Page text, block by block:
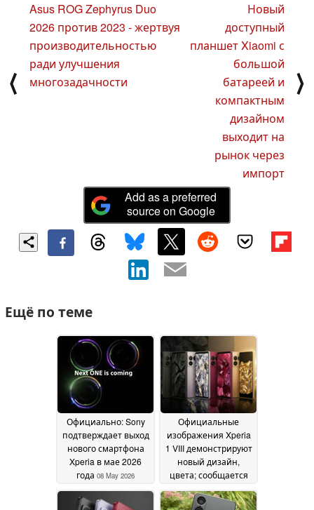
⟨
Asus ROG Zephyrus Duo
2026 против 2023 - жертвуя
производительностью
ради улучшения
многозадачности
Новый
доступный
планшет Xiaomi с
большой
батареей и
компактным
дизайном
выходит на
рынок через
импорт
⟩
Add as a preferred
source on Google
Ещё по теме
Официально: Sony
подтверждает выход
нового смартфона
Xperia в мае 2026
года 08 May 2026
Официальные
изображения Xperia
1 VIII демонстрируют
новый дизайн,
цвета; сообщается
повышение цены08